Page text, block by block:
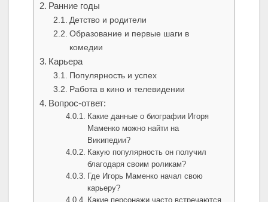
Ранние годы
Детство и родители
Образование и первые шаги в
комедии
Карьера
Популярность и успех
Работа в кино и телевидении
Вопрос-ответ:
Какие данные о биографии Игоря
Маменко можно найти на
Википедии?
Какую популярность он получил
благодаря своим роликам?
Где Игорь Маменко начал свою
карьеру?
Какие персонажи часто встречаются